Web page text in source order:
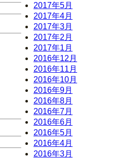
2017年5月
2017年4月
2017年3月
2017年2月
2017年1月
2016年12月
2016年11月
2016年10月
2016年9月
2016年8月
2016年7月
2016年6月
2016年5月
2016年4月
2016年3月